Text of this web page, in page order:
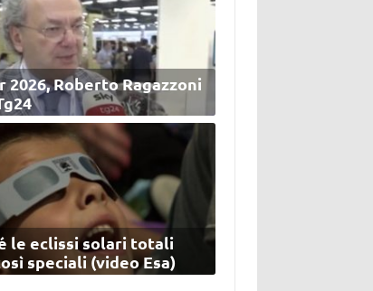
2026, Roberto Ragazzoni
le eclissi solari totali
speciali (video Esa)